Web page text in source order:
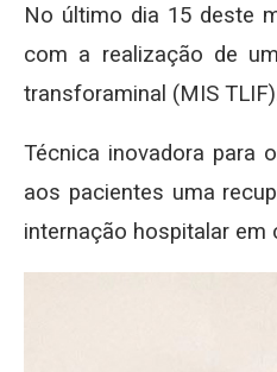
No último dia 15 deste
com a realização de
transforaminal (MIS
Técnica inovadora para
aos pacientes uma
internação hospitalar